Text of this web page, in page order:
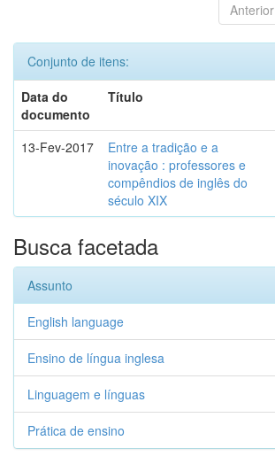
Anterior
Conjunto de itens:
Data do
documento
Título
13-Fev-2017
Entre a tradição e a
inovação : professores e
compêndios de inglês do
século XIX
Busca facetada
Assunto
English language
Ensino de língua inglesa
Linguagem e línguas
Prática de ensino